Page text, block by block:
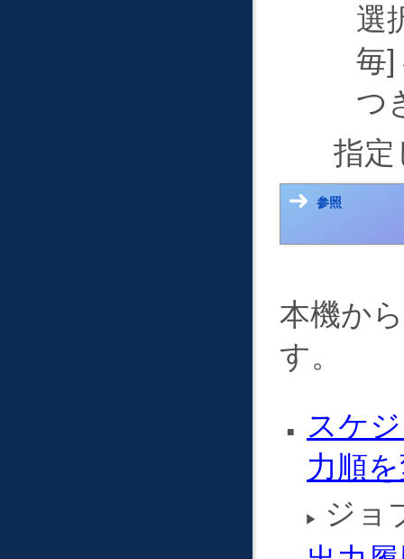
選
毎
つ
指定
参照
本機か
す。
スケ
力順
ジョ